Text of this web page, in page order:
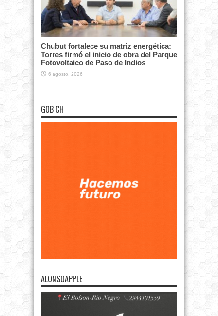
Chubut fortalece su matriz energética:
Torres firmó el inicio de obra del Parque
Fotovoltaico de Paso de Indios
6 agosto, 2026
GOB CH
ALONSOAPPLE